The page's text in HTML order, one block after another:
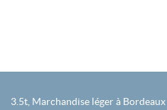
3.5t, Marchandise léger à Bordeaux